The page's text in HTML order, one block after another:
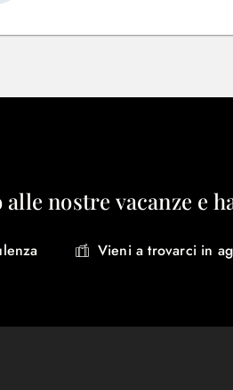
alle nostre vacanze e
Vieni a trovarci in